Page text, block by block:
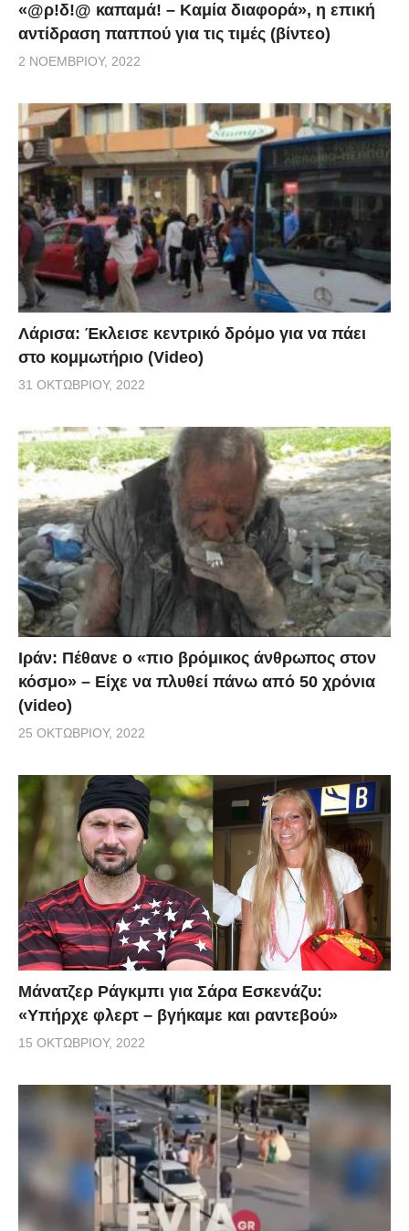
«@ρ!δ!@ καπαμά! – Καμία διαφορά», η επική
αντίδραση παππού για τις τιμές (βίντεο)
2 ΝΟΕΜΒΡΊΟΥ, 2022
Λάρισα: Έκλεισε κεντρικό δρόμο για να πάει
στο κομμωτήριο (Video)
31 ΟΚΤΩΒΡΊΟΥ, 2022
Ιράν: Πέθανε ο «πιο βρόμικος άνθρωπος στον
κόσμο» – Είχε να πλυθεί πάνω από 50 χρόνια
(video)
25 ΟΚΤΩΒΡΊΟΥ, 2022
Μάνατζερ Ράγκμπι για Σάρα Εσκενάζυ:
«Υπήρχε φλερτ – βγήκαμε και ραντεβού»
15 ΟΚΤΩΒΡΊΟΥ, 2022